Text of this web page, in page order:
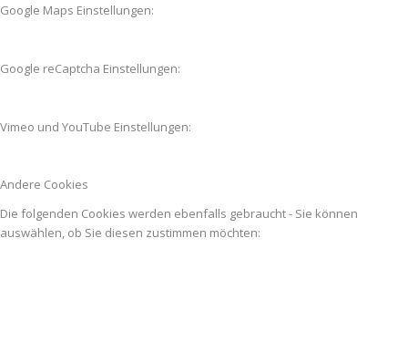
Google Maps Einstellungen:
Google reCaptcha Einstellungen:
Vimeo und YouTube Einstellungen:
Andere Cookies
Die folgenden Cookies werden ebenfalls gebraucht - Sie können
auswählen, ob Sie diesen zustimmen möchten: